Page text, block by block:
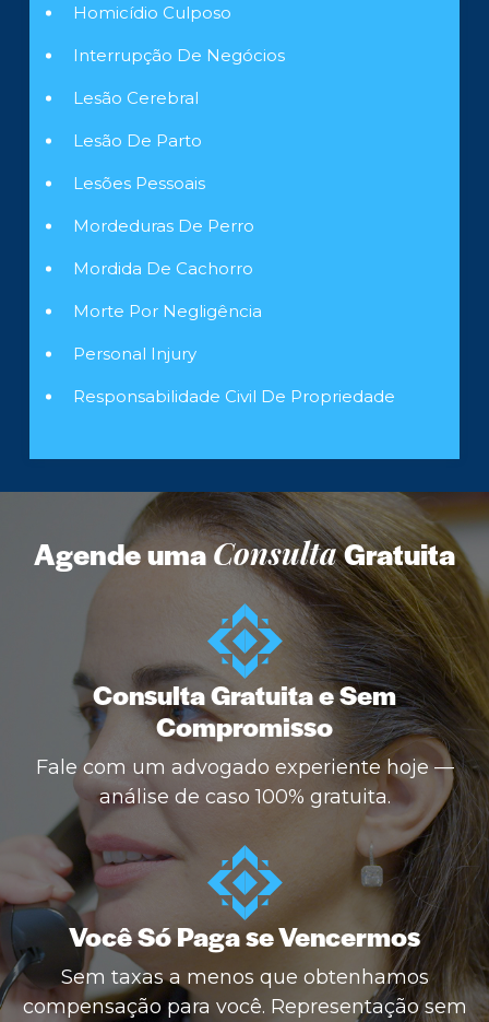
Homicídio Culposo
Interrupção De Negócios
Lesão Cerebral
Lesão De Parto
Lesões Pessoais
Mordeduras De Perro
Mordida De Cachorro
Morte Por Negligência
Personal Injury
Responsabilidade Civil De Propriedade
Agende umaConsultaGratuita
Consulta Gratuita e Sem
Compromisso
Fale com um advogado experiente hoje —
análise de caso 100% gratuita.
Você Só Paga se Vencermos
Sem taxas a menos que obtenhamos
compensação para você. Representação sem